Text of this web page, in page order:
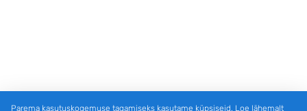
Parema kasutuskogemuse tagamiseks kasutame küpsiseid. Loe lähemalt